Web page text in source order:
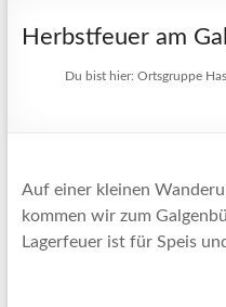
Herbstfeuer am
Du bist hier:Ortsgruppe
Auf einer kleinen
kommen wir zum
Lagerfeuer ist für Speis